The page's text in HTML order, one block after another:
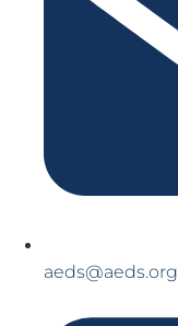
aeds@aeds.org